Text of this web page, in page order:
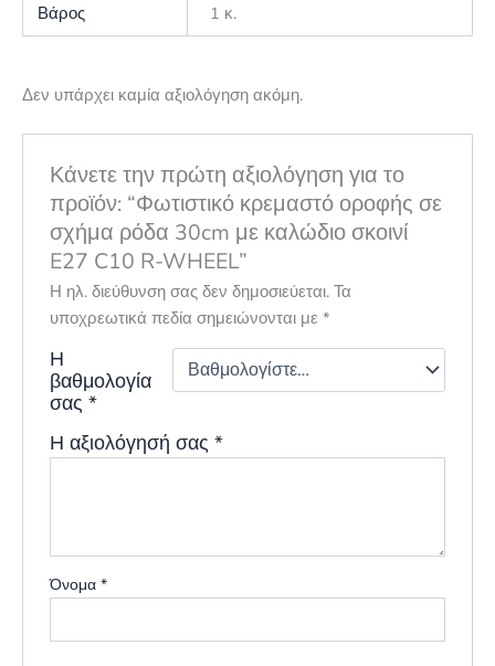
Βάρος 1 κ.
Δεν υπάρχει καμία αξιολόγηση ακόμη.
Κάνετε την πρώτη αξιολόγηση για το
προϊόν: “Φωτιστικό κρεμαστό οροφής σε
σχήμα ρόδα 30cm με καλώδιο σκοινί
E27 C10 R-WHEEL”
Η ηλ. διεύθυνση σας δεν δημοσιεύεται. Τα
υποχρεωτικά πεδία σημειώνονται με*
Η
βαθμολογία
σας*
Η αξιολόγησή σας*
Όνομα*